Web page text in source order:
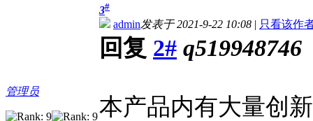
管理员
3#
admin发表于 2021-9-22 10:08 | 只看该作
回复 2# q519948746
本产品内有大量创